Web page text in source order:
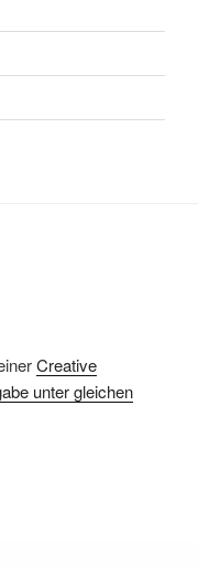
Creative
unter gleichen